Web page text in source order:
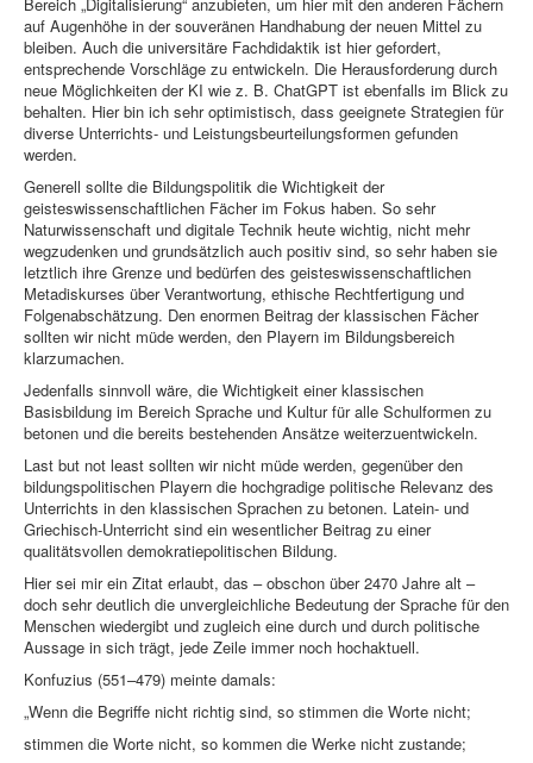
Bereich „Digitalisierung“ anzubieten, um hier mit den anderen Fächern
auf Augenhöhe in der souveränen Handhabung der neuen Mittel zu
bleiben. Auch die universitäre Fachdidaktik ist hier gefordert,
entsprechende Vorschläge zu entwickeln. Die Herausforderung durch
neue Möglichkeiten der KI wie z. B. ChatGPT ist ebenfalls im Blick zu
behalten. Hier bin ich sehr optimistisch, dass geeignete Strategien für
diverse Unterrichts- und Leistungsbeurteilungsformen gefunden
werden.
Generell sollte die Bildungspolitik die Wichtigkeit der
geisteswissenschaftlichen Fächer im Fokus haben. So sehr
Naturwissenschaft und digitale Technik heute wichtig, nicht mehr
wegzudenken und grundsätzlich auch positiv sind, so sehr haben sie
letztlich ihre Grenze und bedürfen des geisteswissenschaftlichen
Metadiskurses über Verantwortung, ethische Rechtfertigung und
Folgenabschätzung. Den enormen Beitrag der klassischen Fächer
sollten wir nicht müde werden, den Playern im Bildungsbereich
klarzumachen.
Jedenfalls sinnvoll wäre, die Wichtigkeit einer klassischen
Basisbildung im Bereich Sprache und Kultur für alle Schulformen zu
betonen und die bereits bestehenden Ansätze weiterzuentwickeln.
Last but not least sollten wir nicht müde werden, gegenüber den
bildungspolitischen Playern die hochgradige politische Relevanz des
Unterrichts in den klassischen Sprachen zu betonen. Latein- und
Griechisch-Unterricht sind ein wesentlicher Beitrag zu einer
qualitätsvollen demokratiepolitischen Bildung.
Hier sei mir ein Zitat erlaubt, das – obschon über 2470 Jahre alt –
doch sehr deutlich die unvergleichliche Bedeutung der Sprache für den
Menschen wiedergibt und zugleich eine durch und durch politische
Aussage in sich trägt, jede Zeile immer noch hochaktuell.
Konfuzius (551–479) meinte damals:
„Wenn die Begriffe nicht richtig sind, so stimmen die Worte nicht;
stimmen die Worte nicht, so kommen die Werke nicht zustande;